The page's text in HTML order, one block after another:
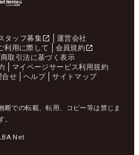
タッフ募集
運営会社
利用に際して
会員規約
取引法に基づく表示
マイページサービス利用規約
合せ ヘルプ サイトマップ
断での転載、転用、コピー等は禁じま
。
Net